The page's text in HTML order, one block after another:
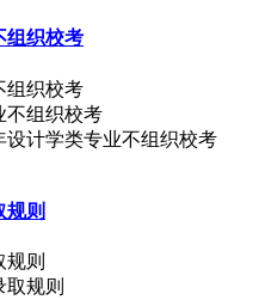
组织校考
组织校考
设计学类专业不组织校考
规则
则